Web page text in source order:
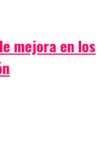
mejora en los